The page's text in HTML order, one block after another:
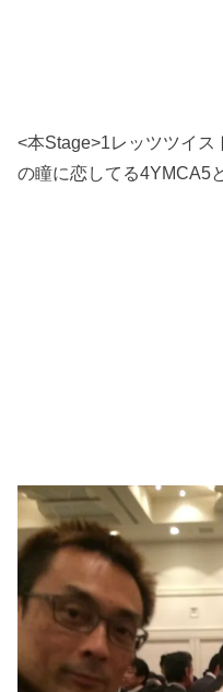
<本Stage>1レッツツイ
の瞳に恋してる4YMCA5